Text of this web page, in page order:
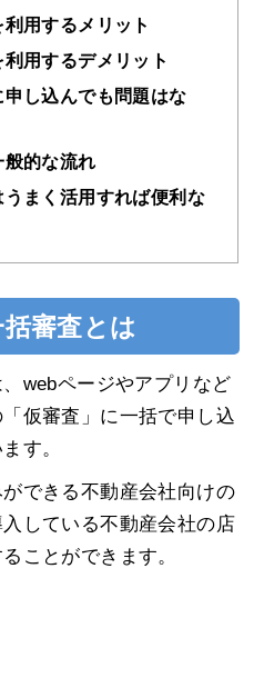
用するメリット
用するデメリット
し込んでも問題はな
的な流れ
まく活用すれば便利な
審査とは
webページやアプリなど
仮審査」に一括で申し込
す。
できる不動産会社向けの
している不動産会社の店
ことができます。